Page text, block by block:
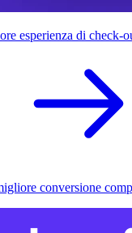
esperienza di check-
conversione